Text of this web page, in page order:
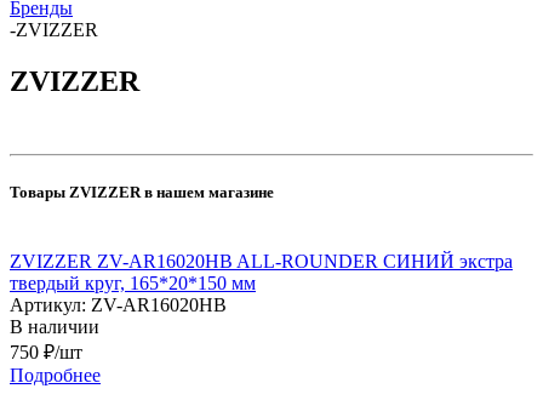
Бренды
-ZVIZZER
ZVIZZER
Товары ZVIZZER в нашем магазине
ZVIZZER ZV-AR16020HB ALL-ROUNDER СИНИЙ экстра
твердый круг, 165*20*150 мм
Артикул: ZV-AR16020HB
В наличии
750 ₽/шт
Подробнее